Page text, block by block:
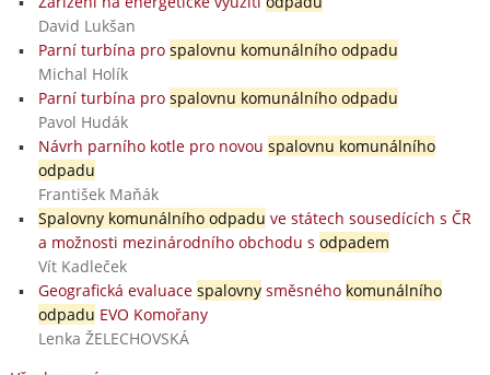
David Lukšan
Parní turbína pro spalovnu komunálního odpadu
Michal Holík
Parní turbína pro spalovnu komunálního odpadu
Pavol Hudák
Návrh parního kotle pro novou spalovnu komunálního
odpadu
František Maňák
Spalovny komunálního odpadu ve státech sousedících s ČR
a možnosti mezinárodního obchodu s odpadem
Vít Kadleček
Geografická evaluace spalovnysměsného komunálního
odpadu EVO Komořany
Lenka ŽELECHOVSKÁ